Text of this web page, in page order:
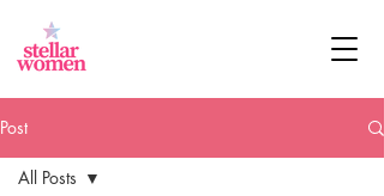
Post
All Posts